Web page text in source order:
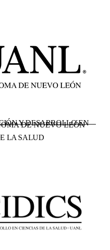
DE NUEVO LEÓN
Y DESARROLLO EN
LA SALUD